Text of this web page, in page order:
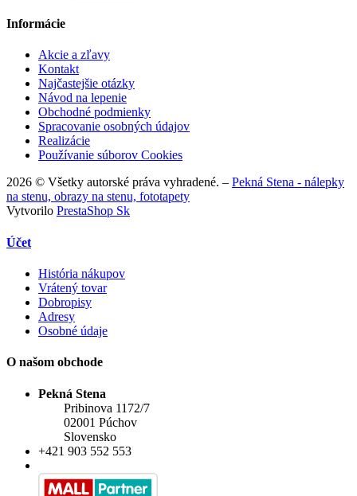
Informácie
Akcie a zľavy
Kontakt
Najčastejšie otázky
Návod na lepenie
Obchodné podmienky
Spracovanie osobných údajov
Realizácie
Používanie súborov Cookies
2026 © Všetky autorské práva vyhradené. – Pekná Stena - nálepky
na stenu, obrazy na stenu, fototapety
Vytvorilo PrestaShop Sk
Účet
História nákupov
Vrátený tovar
Dobropisy
Adresy
Osobné údaje
O našom obchode
Pekná Stena
Pribinova 1172/7
02001 Púchov
Slovensko
+421 903 552 553